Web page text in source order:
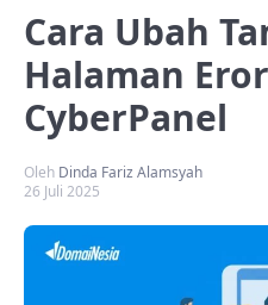
Cara Ubah
Halaman
CyberPanel
Oleh Dinda Fariz Alamsyah
26 Juli 2025